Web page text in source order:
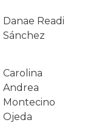
Danae Readi
Sánchez
Carolina
Andrea
Montecino
Ojeda